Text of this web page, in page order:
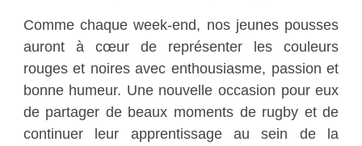
Comme chaque week-end, nos jeunes pousses
auront à cœur de représenter les couleurs
rouges et noires avec enthousiasme, passion et
bonne humeur. Une nouvelle occasion pour eux
de partager de beaux moments de rugby et de
continuer leur apprentissage au sein de la